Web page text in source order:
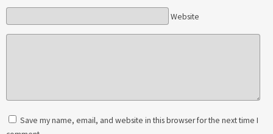
Website
Save my name, email, and website in this browser for the next time I